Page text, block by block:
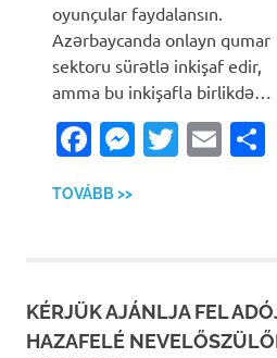
oyunçular faydalansın.
Azərbaycanda onlayn qumar
sektoru sürətlə inkişaf edir,
amma bu inkişafla birlikdə…
Facebook
Twitter
TOVÁBB >>
KÉRJÜK AJÁNLJA FEL
HAZAFELÉ